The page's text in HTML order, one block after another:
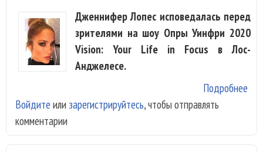
Дженнифер Лопес исповедалась перед
зрителями на шоу Опры Уинфри 2020
Vision: Your Life in Focus в Лос-
Анджелесе.
Подробнее
Войдите или зарегистрируйтесь, чтобы отправлять
комментарии